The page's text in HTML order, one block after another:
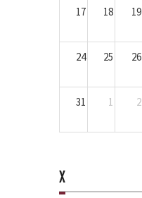
17 18 19
24 25 26
31 1 2
X